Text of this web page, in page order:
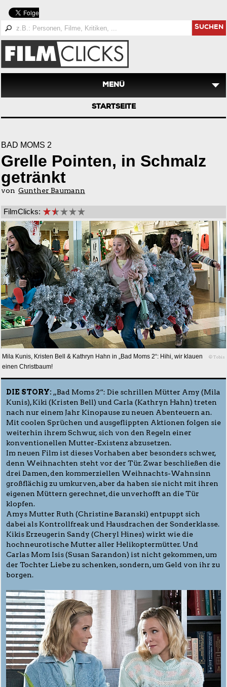
SUCHEN
MENÜ
STARTSEITE
BAD MOMS 2
Grelle Pointen, in Schmalz
getränkt
von Gunther Baumann
FilmClicks:
Mila Kunis, Kristen Bell & Kathryn Hahn in „Bad Moms 2“: Hihi, wir klauen
einen Christbaum!
© Tobis
DIE STORY: „Bad Moms 2“: Die schrillen Mütter Amy (Mila
Kunis), Kiki (Kristen Bell) und Carla (Kathryn Hahn) treten
nach nur einem Jahr Kinopause zu neuen Abenteuern an.
Mit coolen Sprüchen und ausgeflippten Aktionen folgen sie
weiterhin ihrem Schwur, sich von den Regeln einer
konventionellen Mutter-Existenz abzusetzen.
Im neuen Film ist dieses Vorhaben aber besonders schwer,
denn Weihnachten steht vor der Tür. Zwar beschließen die
drei Damen, den kommerziellen Weihnachts-Wahnsinn
großflächig zu umkurven, aber da haben sie nicht mit ihren
eigenen Müttern gerechnet, die unverhofft an die Tür
klopfen.
Amys Mutter Ruth (Christine Baranski) entpuppt sich
dabei als Kontrollfreak und Hausdrachen der Sonderklasse.
Kikis Erzeugerin Sandy (Cheryl Hines) wirkt wie die
hochneurotische Mutter aller Helikoptermütter. Und
Carlas Mom Isis (Susan Sarandon) ist nicht gekommen, um
der Tochter Liebe zu schenken, sondern, um Geld von ihr zu
borgen.